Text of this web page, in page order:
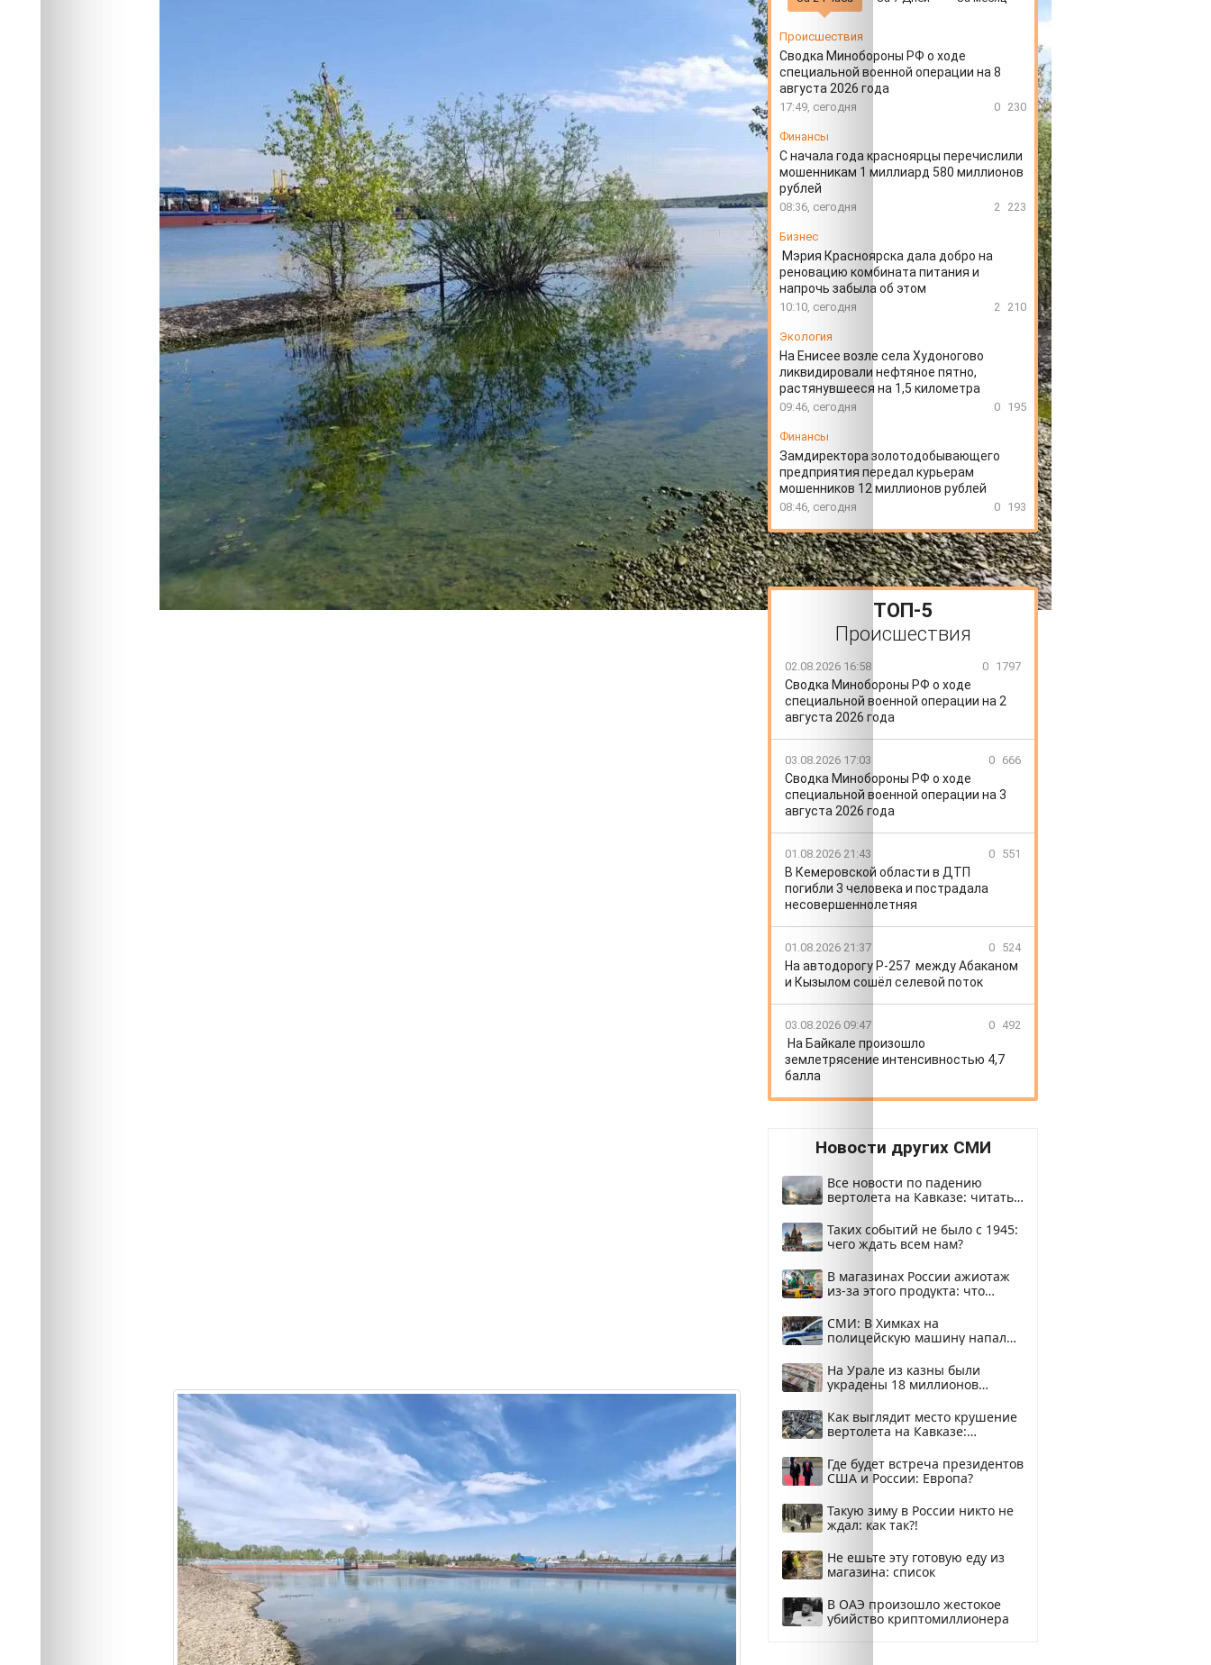
02.06.2026 18:21392
Происшествия
Сводка Минобороны РФ о ходе
специальной военной операции на 8
августа 2026 года
17:49, сегодня 0 230
Финансы
С начала года красноярцы перечислили
мошенникам 1 миллиард 580 миллионов
рублей
08:36, сегодня 2 223
Бизнес
Мэрия Красноярска дала добро на
реновацию комбината питания и
напрочь забыла об этом
10:10, сегодня 2 210
Экология
На Енисее возле села Худоногово
ликвидировали нефтяное пятно,
растянувшееся на 1,5 километра
09:46, сегодня 0 195
Финансы
Замдиректора золотодобывающего
предприятия передал курьерам
мошенников 12 миллионов рублей
08:46, сегодня 0 193
ТОП-5
Происшествия
02.08.2026 16:58 0 1797
Сводка Минобороны РФ о ходе
специальной военной операции на 2
августа 2026 года
03.08.2026 17:03 0 666
Сводка Минобороны РФ о ходе
специальной военной операции на 3
августа 2026 года
01.08.2026 21:43 0 551
В Кемеровской области в ДТП
погибли 3 человека и пострадала
несовершеннолетняя
01.08.2026 21:37 0 524
На автодорогу Р-257 между Абаканом
и Кызылом сошёл селевой поток
03.08.2026 09:47 0 492
На Байкале произошло
землетрясение интенсивностью 4,7
балла
Новости других СМИ
Все новости по падению
вертолета на Кавказе: читать
Таких событий не было с 1945:
чего ждать всем нам?
В магазинах России ажиотаж
из-за этого продукта: что
СМИ: В Химках на
полицейскую машину напали
На Урале из казны были
украдены 18 миллионов
Как выглядит место крушение
вертолета на Кавказе:
Где будет встреча президентов
США и России: Европа?
Такую зиму в России никто не
ждал: как так?!
Не ешьте эту готовую еду из
магазина: список
В ОАЭ произошло жестокое
убийство криптомиллионера